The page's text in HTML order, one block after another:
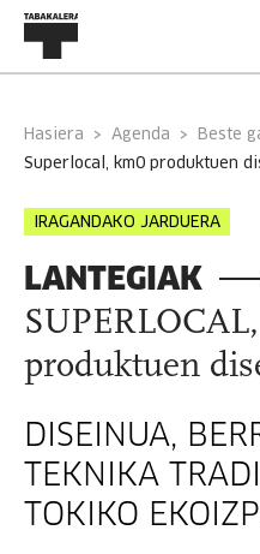
Hasiera Agenda
Beste
superlocal, km0 produktuen
IRAGANDAKO JARDUERA
LANTEGIAK
produktuen
DISEINUA,
TEKNIKA
TOKIKO